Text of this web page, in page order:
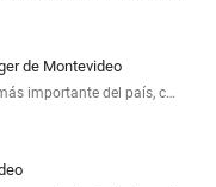
de Montevideo
importante del país, c…